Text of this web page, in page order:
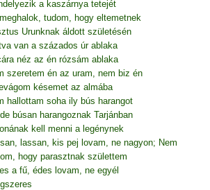
a kaszárnya tetejét
tudom, hogy eltemetnek
Urunknak áldott születésén
van a százados úr ablaka
néz az én rózsám ablaka
szeretem én az uram, nem biz én
késemet az almába
hallottam soha ily bús harangot
búsan harangoznak Tarjánban
kell menni a legénynek
lassan, kis pej lovam, ne nagyon; Nem
hogy parasztnak születtem
a fű, édes lovam, ne egyél